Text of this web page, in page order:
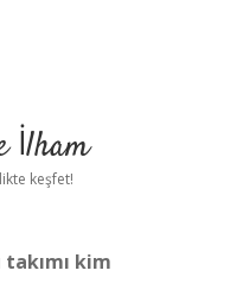
İlham
keşfet!
kim